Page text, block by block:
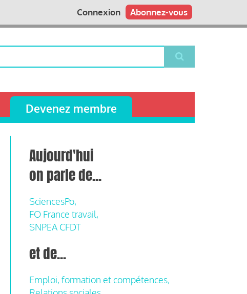
Abonnez-vous
Connexion
Devenez membre
Aujourd'hui
on parle de...
SciencesPo,
FO France travail,
SNPEA CFDT
et de...
Emploi, formation et compétences,